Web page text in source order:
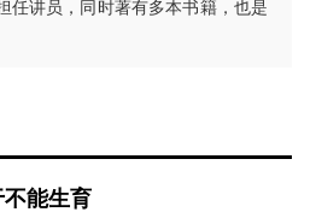
任讲员，同时著有多本书籍，也是
不能生育